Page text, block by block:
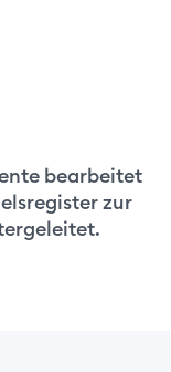
bearbeitet
zur